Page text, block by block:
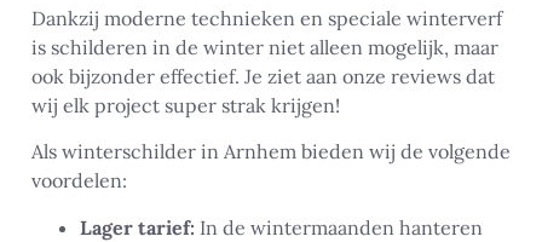
Dankzij moderne technieken en speciale winterverf
is schilderen in de winter niet alleen mogelijk, maar
ook bijzonder effectief. Je ziet aan onze reviews dat
wij elk project super strak krijgen!
Als winterschilder in Arnhem bieden wij de volgende
voordelen:
Lager tarief: In de wintermaanden hanteren